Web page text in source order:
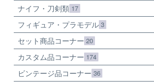
ナイフ・刀剣類 17
フィギュア・プラモデル 3
セット商品コーナー 20
カスタム品コーナー 174
ビンテージ品コーナー 36